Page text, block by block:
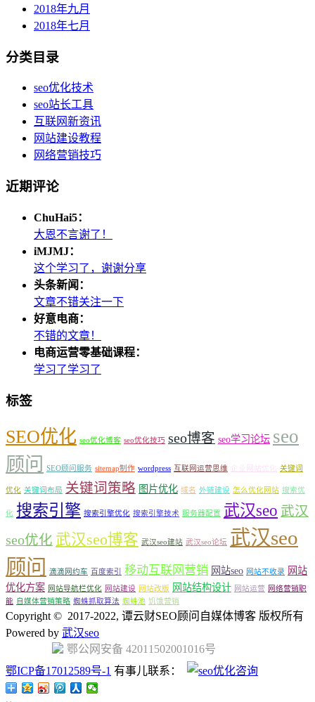
2018年九月
2018年七月
分类目录
seo优化技术
seo站长工具
互联网新资讯
网站建设教程
网络营销技巧
近期评论
ChuHai5：
大恩不言谢了！
iMJMJ：
这个学习了，谢谢分享
头条新闻：
文章不错关注一下
好意电商：
不错的文章！
电商运营零基础课程：
学习了学习了
标签
SEO优化 seo优化博客 seo优化技巧 seo博客 seo学习论坛 seo
顾问
SEO顾问服务 sitemap制作 wordpress 互联网运营思维 企业网站优化 关键词
优化 关键词布局 关键词策略 图片优化 域名 外链建设 怎么优化网站 搜索优
化 搜索引擎 搜索引擎优化 搜索引擎技术 服务器配置 武汉seo 武汉
seo优化 武汉seo博客 武汉seo建站 武汉seo论坛 武汉seo
顾问
滴滴网约车 百度索引 移动互联网营销 网站seo 网站不收录
网站
优化方案 网站导航栏优化 网站建设 网站改版 网站结构设计 网站运营
网络营销职
能 自媒体营销策略 蜘蛛抓取算法 蜘蛛池 饥饿营销
Copyright © 2017-2022, 谭云财SEO顾问自媒体博客 版权所有
Powered by 武汉seo
鄂公网安备 42011502001016号
鄂ICP备17012589号-1 有事儿联系：